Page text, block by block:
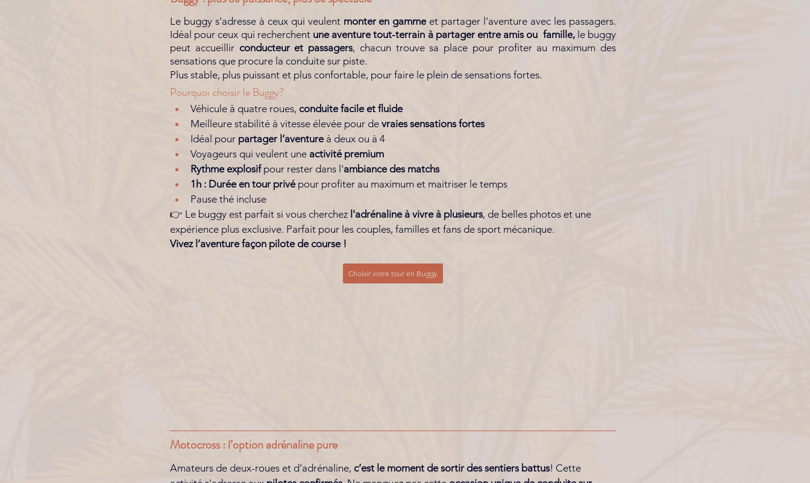
Le buggy s’adresse à ceux qui veulent monter en gamme et partager l'aventure avec les passagers.
Idéal pour ceux qui recherchent une aventure tout-terrain à partager entre amis ou  famille, le buggy
peut accueillir conducteur et passagers, chacun trouve sa place pour profiter au maximum des
sensations que procure la conduite sur piste.
Plus stable, plus puissant et plus confortable, pour faire le plein de sensations fortes.
Pourquoi choisir le Buggy?
Véhicule à quatre roues, conduite facile et fluide
Meilleure stabilité à vitesse élevée pour de vraies sensations fortes
Idéal pour partager l’aventure à deux ou à 4
Voyageurs qui veulent une activité premium
Rythme explosif pour rester dans l'ambiance des matchs
1h : Durée en tour privé pour profiter au maximum et maitriser le temps
Pause thé incluse
👉 Le buggy est parfait si vous cherchez l'adrénaline à vivre à plusieurs, de belles photos et une
expérience plus exclusive. Parfait pour les couples, familles et fans de sport mécanique.
Vivez l’aventure façon pilote de course !
Choisir votre tour en Buggy
Motocross : l’option adrénaline pure
Amateurs de deux-roues et d’adrénaline, c’est le moment de sortir des sentiers battus! Cette